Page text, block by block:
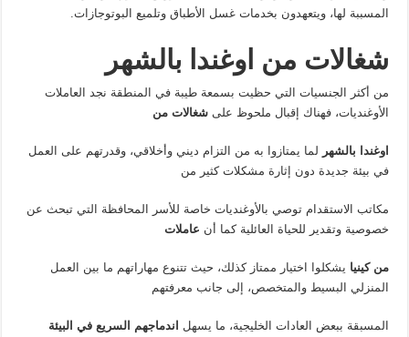
المسببة لها، ويتعهدون بخدمات غسل الأطباق وتلميع البوتوجازات.
شغالات من اوغندا بالشهر
من أكثر الجنسيات التي حظيت بسمعة طيبة في المنطقة نجد العاملات
الأوغنديات، فهناك إقبال ملحوظ علىشغالات من
اوغندا بالشهر لما يمتازوا به من التزام ديني وأخلاقي، وقدرتهم على العمل
في بيئة جديدة دون إثارة مشكلات كثير من
مكاتب الاستقدام توصي بالأوغنديات خاصة للأسر المحافظة التي تبحث عن
خصوصية وتقدير للحياة العائلية كما أن عاملات
من كينيا يشكلوا اختيار ممتاز كذلك، حيث تتنوع مهاراتهم ما بين العمل
المنزلي البسيط والمتخصص، إلى جانب معرفتهم
المسبقة ببعض العادات الخليجية، ما يسهل اندماجهم السريع في البيئة